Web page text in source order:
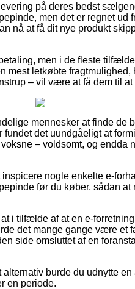
på deres bedst
men det er regnet ud
nå at få dit nye produkt
men i de fleste
letkøbte fragtmulighed,
– vil være at få dem til
mennesker at finde de
det uundgåeligt at
– voldsomt, og endda
nogle enkelte e-
før du køber, sådan at
i tilfælde af at en e-
det mange gange være et
side omsluttet af en
burde du udnytte
en periode.